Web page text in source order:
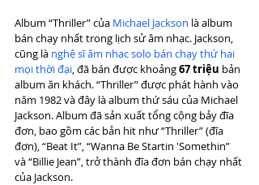
Album “Thriller” của Michael Jackson là album
bán chạy nhất trong lịch sử âm nhạc. Jackson,
cũng là nghệ sĩ âm nhạc solo bán chạy thứ hai
mọi thời đại, đã bán được khoảng 67 triệu bản
album ăn khách. “Thriller” được phát hành vào
năm 1982 và đây là album thứ sáu của Michael
Jackson. Album đã sản xuất tổng cộng bảy đĩa
đơn, bao gồm các bản hit như “Thriller” (đĩa
đơn), “Beat It”, “Wanna Be Startin 'Somethin”
và “Billie Jean”, trở thành đĩa đơn bán chạy nhất
của Jackson.